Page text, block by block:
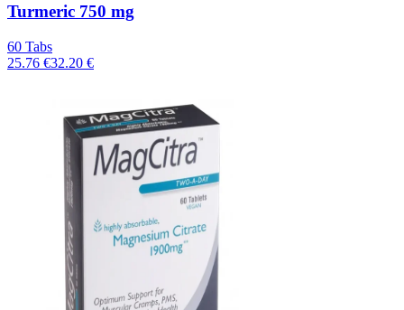
Turmeric 750 mg
60 Tabs
25.76 €32.20 €